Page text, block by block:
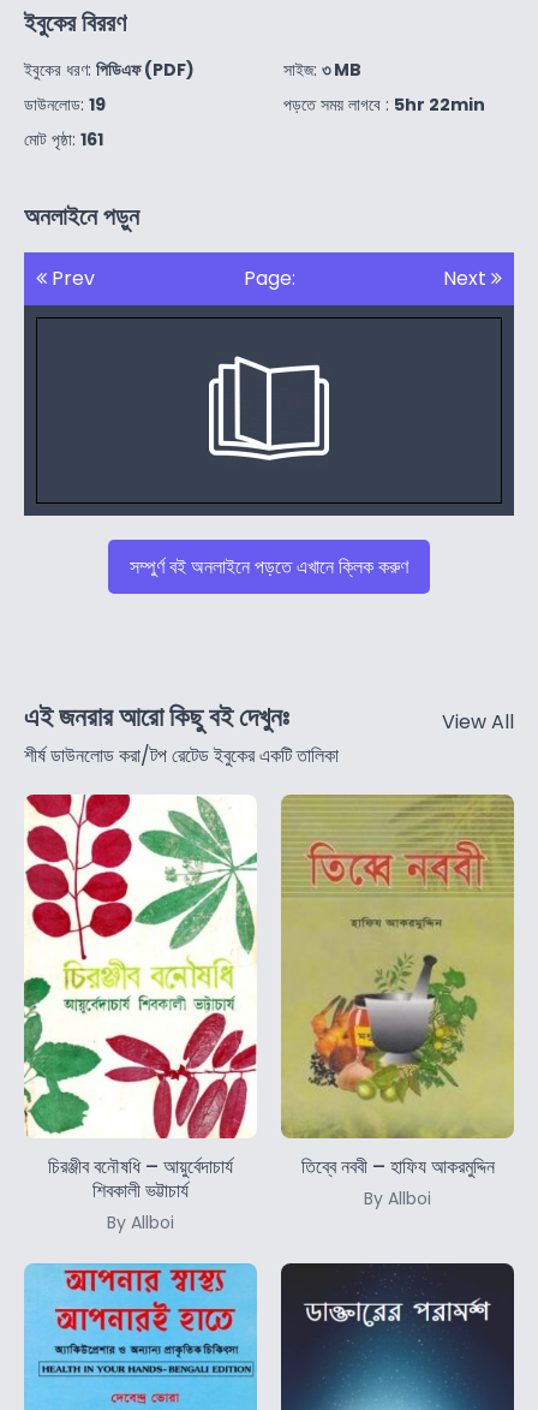
ইবুকের বিররণ
ইবুকের ধরণ: পিডিএফ (PDF)
ডাউনলোড: 19
মোট পৃষ্ঠা: 161
সাইজ: ৩ MB
পড়তে সময় লাগবে : 5hr 22min
অনলাইনে পড়ুন
Prev Page: Next
সম্পুর্ণ বই অনলাইনে পড়তে এখানে ক্লিক করুণ
এই জনরার আরো কিছু বই দেখুনঃ
শীর্ষ ডাউনলোড করা/টপ রেটেড ইবুকের একটি তালিকা
View All
চিরঞ্জীব বনৌষধি – আয়ুর্বেদাচার্য
শিবকালী ভট্টাচার্য
By Allboi
তিব্বে নববী – হাফিয আকরমুদ্দিন
By Allboi